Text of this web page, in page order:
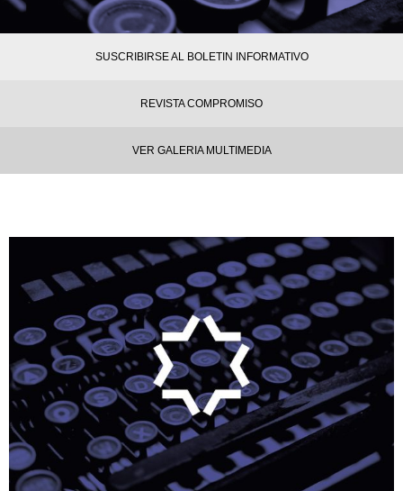
SUSCRIBIRSE AL BOLETIN INFORMATIVO
REVISTA COMPROMISO
VER GALERIA MULTIMEDIA